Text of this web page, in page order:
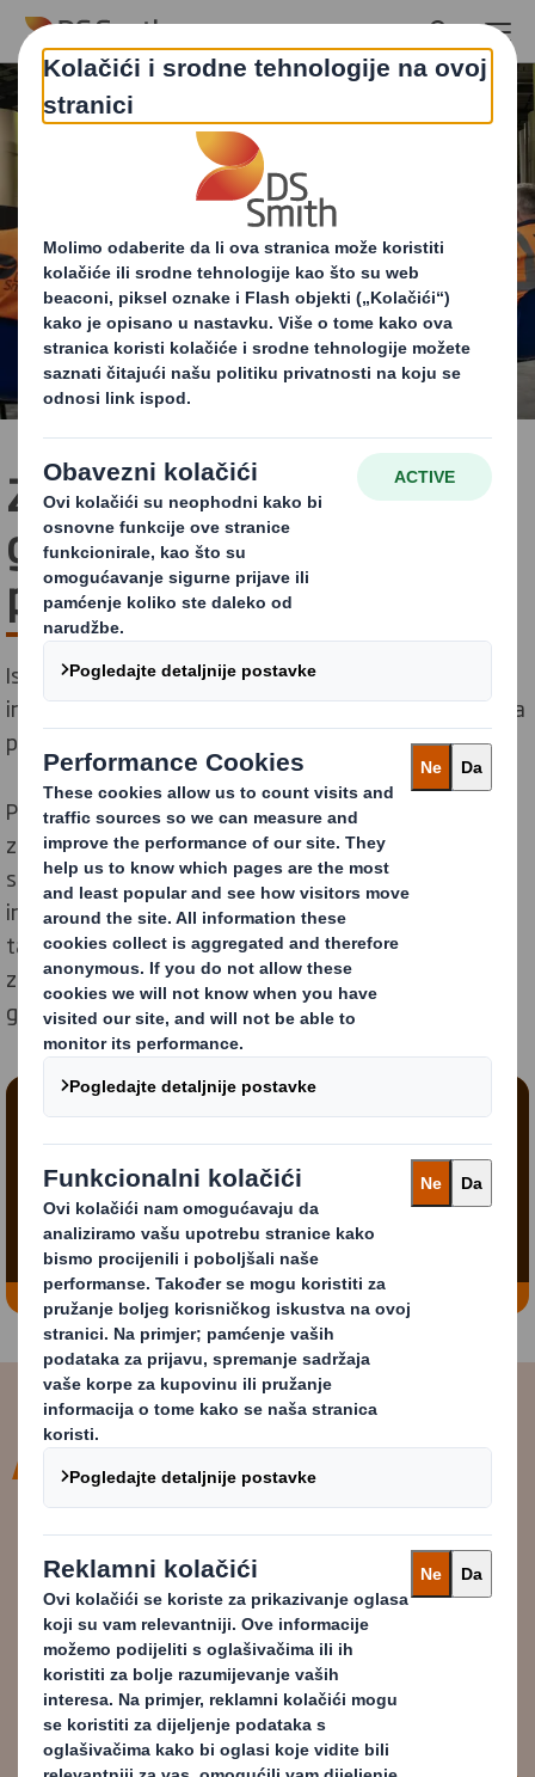
Skip to main content
Zašto je kružno
gospodarstvo najbolje za
poslovanje?
Istraživanja pokazuju kako će kupci kupovati više, a
investitori ulagati više, ukoliko se radi o organizaciji koja
posluje po modelu kružnog gospodarstva.
Prelazak na kružno gospodarstvo ima velike prednosti
za poslovanje, te podrazumijeva: bolju opskrbu
sirovinama, povećanje konkurentnosti, poticanje
inovacija, povećanje prodaje i privlačenje najboljih
talenata na novootvorena radna mjesta. Ne
zaboravimo također na pritisak, koji će se kružnim
gospodarstvom smanjiti s našeg planeta.
Sadržaj blokiran
Kako biste pogledali ovaj video, morate uključiti
'funkcionalne' kolačiće
Promijeni moje postavke
Kompanija DS Smith već radi po
modelu kružnog poslovanja te vam
može pružiti dodatna pojašnjenja.
Povežimo "našu priču" s "vašom
pričom" te nam dozvolite da vas
uvedemo u kružnu budućnost.